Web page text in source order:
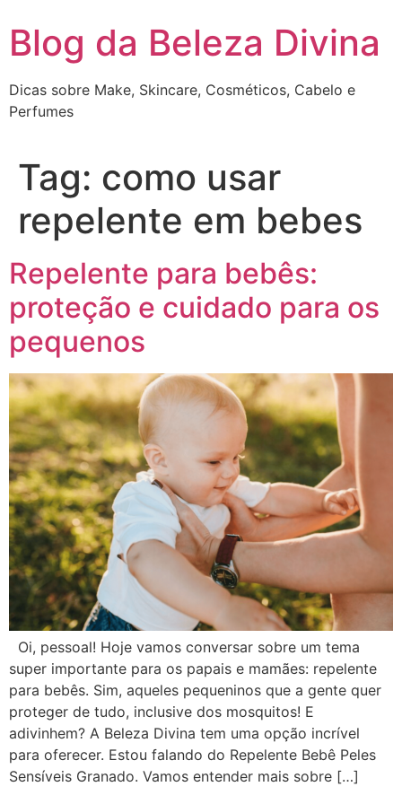
para
Blog da Beleza Divina
Dicas sobre Make, Skincare, Cosméticos, Cabelo e
Perfumes
Tag: como usar
repelente em bebes
Repelente para bebês:
proteção e cuidado para os
pequenos
Oi, pessoal! Hoje vamos conversar sobre um tema
super importante para os papais e mamães: repelente
para bebês. Sim, aqueles pequeninos que a gente quer
proteger de tudo, inclusive dos mosquitos! E
adivinhem? A Beleza Divina tem uma opção incrível
para oferecer. Estou falando do Repelente Bebê Peles
Sensíveis Granado. Vamos entender mais sobre […]